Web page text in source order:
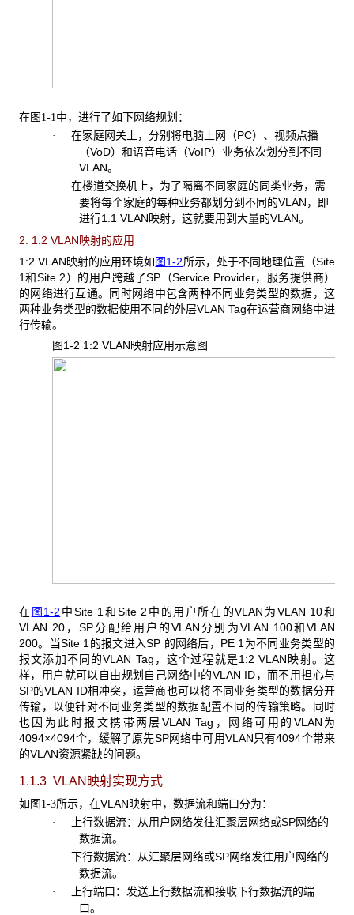
在图1-1 中，进行了如下网络规划：
· 在家庭网关上，分别将电脑上网（PC）、视频点播
（VoD）和语音电话（VoIP）业务依次划分到不同
VLAN。
· 在楼道交换机上，为了隔离不同家庭的同类业务，需
要将每个家庭的每种业务都划分到不同的VLAN，即
进行1:1 VLAN映射，这就要用到大量的VLAN。
2. 1:2 VLAN映射的应用
1:2 VLAN映射的应用环境如图1-2所示，处于不同地理位置（Site
1和Site 2）的用户跨越了SP（Service Provider，服务提供商）
的网络进行互通。同时网络中包含两种不同业务类型的数据，这
两种业务类型的数据使用不同的外层VLAN Tag在运营商网络中进
行传输。
图1-2 1:2 VLAN映射应用示意图
在 图1-2 中Site 1和Site 2中的用户所在的VLAN为VLAN 10和
VLAN 20，SP分配给用户的VLAN分别为VLAN 100和VLAN
200。当Site 1的报文进入SP 的网络后，PE 1为不同业务类型的
报文添加不同的VLAN Tag，这个过程就是1:2 VLAN映射。这
样，用户就可以自由规划自己网络中的VLAN ID，而不用担心与
SP的VLAN ID相冲突，运营商也可以将不同业务类型的数据分开
传输，以便针对不同业务类型的数据配置不同的传输策略。同时
也因为此时报文携带两层VLAN Tag，网络可用的VLAN为
4094×4094个，缓解了原先SP网络中可用VLAN只有4094个带来
的VLAN资源紧缺的问题。
1.1.3 VLAN映射实现方式
如 图1-3所示，在VLAN映射中，数据流和端口分为：
· 上行数据流：从用户网络发往汇聚层网络或SP网络的
数据流。
· 下行数据流：从汇聚层网络或SP网络发往用户网络的
数据流。
· 上行端口：发送上行数据流和接收下行数据流的端
口。